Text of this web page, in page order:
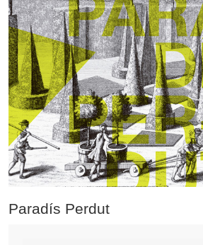
Paradís Perdut